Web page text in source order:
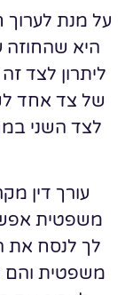
על מנת לערוך
היא שהחוזה
ליתרון לצד
של צד אחד
לצד השני
עורך דין
משפטית
לך לנסח את
משפטית והם